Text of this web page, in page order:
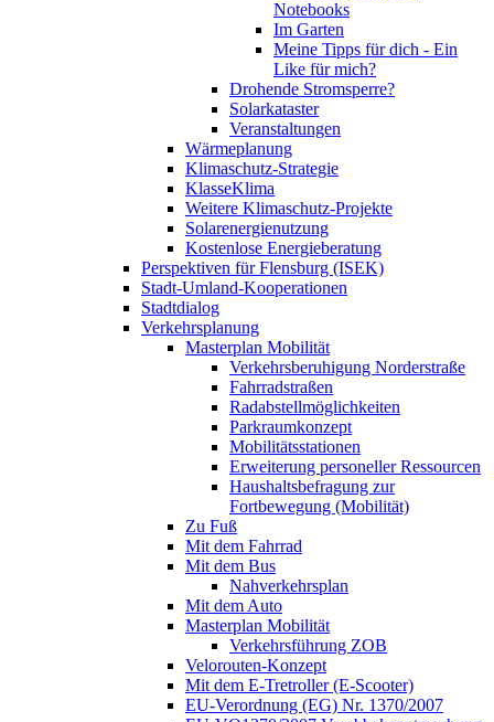
Notebooks
Im Garten
Meine Tipps für dich - Ein
Like für mich?
Drohende Stromsperre?
Solarkataster
Veranstaltungen
Wärmeplanung
Klimaschutz-Strategie
KlasseKlima
Weitere Klimaschutz-Projekte
Solarenergienutzung
Kostenlose Energieberatung
Perspektiven für Flensburg (ISEK)
Stadt-Umland-Kooperationen
Stadtdialog
Verkehrsplanung
Masterplan Mobilität
Verkehrsberuhigung Norderstraße
Fahrradstraßen
Radabstellmöglichkeiten
Parkraumkonzept
Mobilitätsstationen
Erweiterung personeller Ressourcen
Haushaltsbefragung zur
Fortbewegung (Mobilität)
Zu Fuß
Mit dem Fahrrad
Mit dem Bus
Nahverkehrsplan
Mit dem Auto
Masterplan Mobilität
Verkehrsführung ZOB
Velorouten-Konzept
Mit dem E-Tretroller (E-Scooter)
EU-Verordnung (EG) Nr. 1370/2007